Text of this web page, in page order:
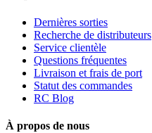
Dernières sorties
Recherche de distributeurs
Service clientèle
Questions fréquentes
Livraison et frais de port
Statut des commandes
RC Blog
À propos de nous